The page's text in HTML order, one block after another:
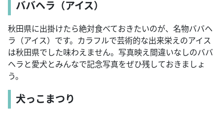
ババヘラ（アイス）
秋田県に出掛けたら絶対食べておきたいのが、名物ババヘ
ラ（アイス）です。カラフルで芸術的な出来栄えのアイス
は秋田県でした味わえません。写真映え間違いなしのババ
ヘラと愛犬とみんなで記念写真をぜひ残しておきましょ
う。
犬っこまつり